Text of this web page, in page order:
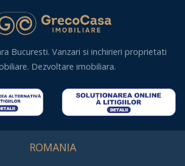
Bucuresti. Vanzari si inchirieri proprietati
Dezvoltare imobiliara.
ROMANIA